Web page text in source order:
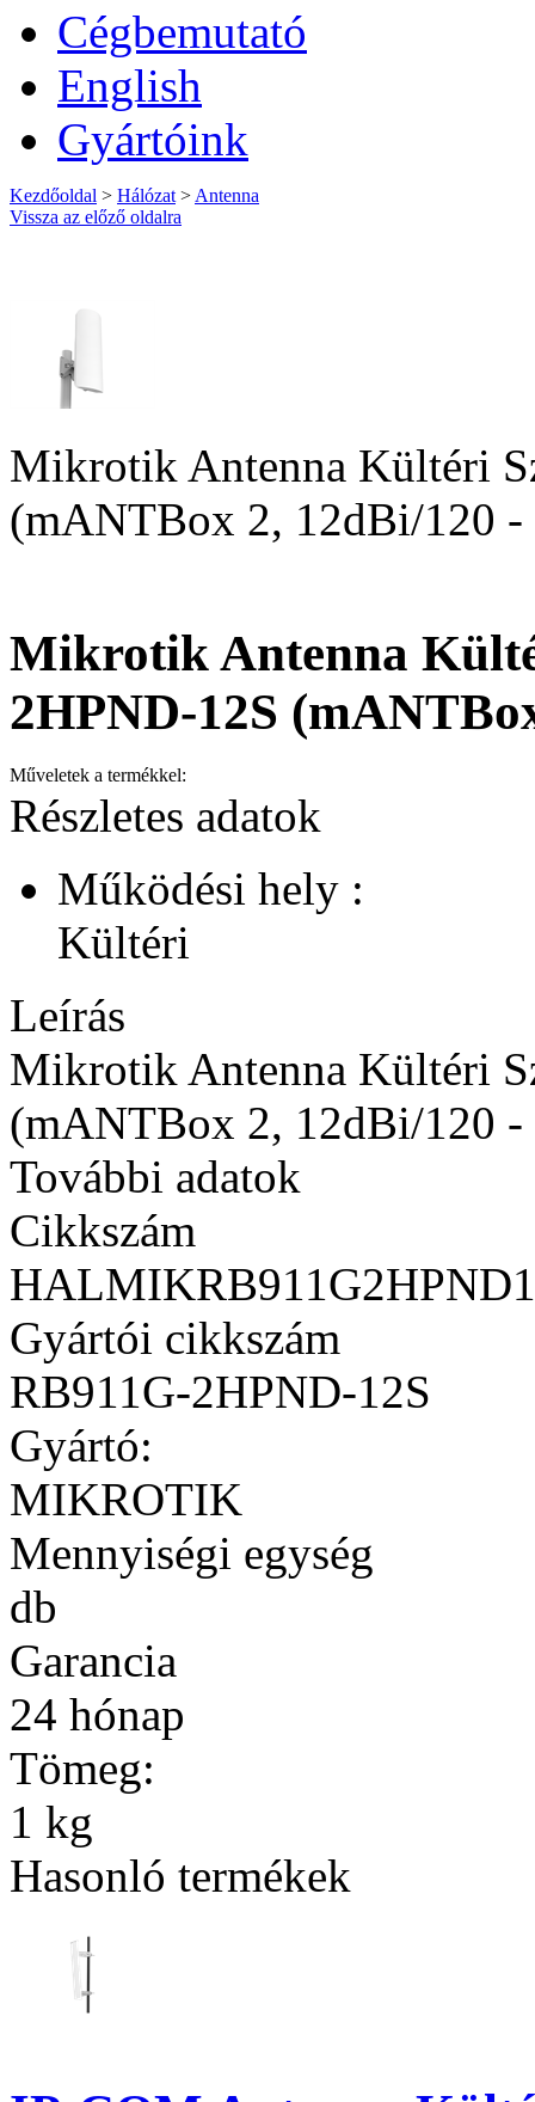
Cégbemutató
English
Gyártóink
Kezdőoldal > Hálózat > Antenna
Vissza az előző oldalra
Mikrotik Antenna Kültéri
(mANTBox 2, 12dBi/120 -
Mikrotik Antenna
2HPND-12S
Műveletek a termékkel:
Részletes adatok
Működési hely :
Kültéri
Leírás
Mikrotik Antenna Kültéri
(mANTBox 2, 12dBi/120 -
További adatok
Cikkszám
Gyártói cikkszám
RB911G-2HPND-12S
Gyártó:
MIKROTIK
Mennyiségi egység
db
Garancia
24 hónap
Tömeg:
1 kg
Hasonló termékek